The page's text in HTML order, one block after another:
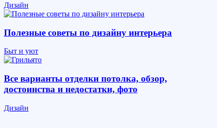
Дизайн
Полезные советы по дизайну интерьера
Быт и уют
Все варианты отделки потолка, обзор,
достоинства и недостатки, фото
Дизайн